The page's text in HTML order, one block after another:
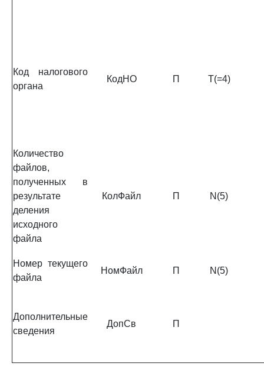
Код налогового
органа
КодНО П T(=4)
Количество
файлов,
полученных в
результате
деления
исходного
файла
КолФайл П N(5)
Номер текущего
файла
НомФайл П N(5)
Дополнительные
сведения
ДопСв П